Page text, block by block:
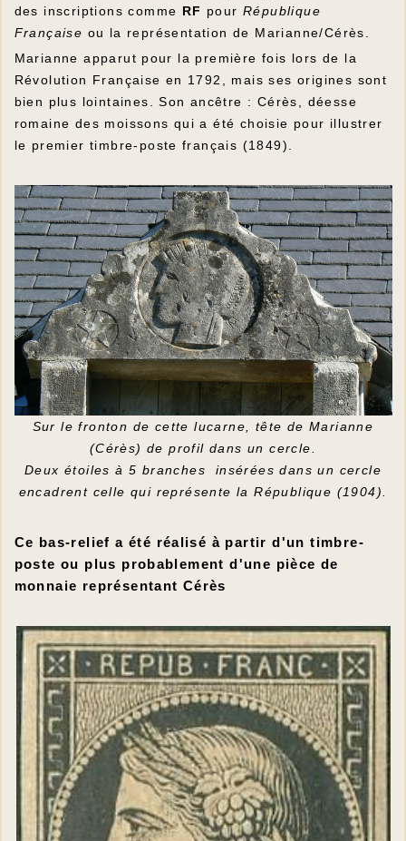
des inscriptions comme RF pour République
Française ou la représentation de Marianne/Cérès.
Marianne apparut pour la première fois lors de la
Révolution Française en 1792, mais ses origines sont
bien plus lointaines. Son ancêtre : Cérès, déesse
romaine des moissons qui a été choisie pour illustrer
le premier timbre-poste français (1849).
Sur le fronton de cette lucarne, tête de Marianne
(Cérès) de profil dans un cercle.
Deux étoiles à 5 branches insérées dans un cercle
encadrent celle qui représente la République (1904).
Ce bas-relief a été réalisé à partir d'un timbre-
poste ou plus probablement d'une pièce de
monnaie représentant Cérès